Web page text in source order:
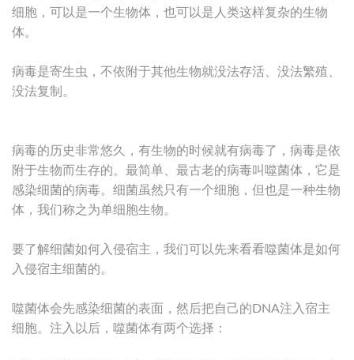
细胞，可以是一个生物体，也可以是人类这样复杂的生物
体。
病毒是寄生虫，不依附于其他生物就没法存活、没法繁殖、
没法复制。
病毒的历史非常悠久，有生物的时候就有病毒了，病毒是依
附于生物而生存的。最简单、最古老的病毒叫噬菌体，它是
感染细菌的病毒。细菌虽然只有一个细胞，但也是一种生物
体，我们称之为单细胞生物。
要了解细菌如何入侵宿主，我们可以先来看看噬菌体是如何
入侵宿主细菌的。
噬菌体会先感染细菌的表面，然后把自己的DNA注入宿主
细胞。注入以后，噬菌体有两个选择：